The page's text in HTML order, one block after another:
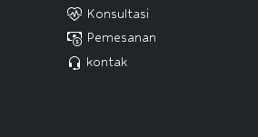
Konsultasi
Pemesanan
kontak